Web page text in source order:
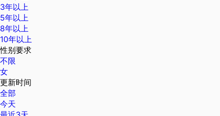
3年以上
5年以上
8年以上
10年以上
性别要求
不限
女
更新时间
全部
今天